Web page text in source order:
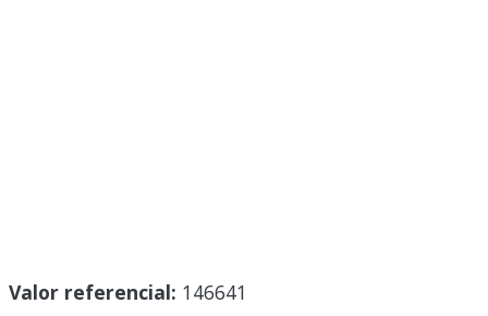
Valor referencial: 146641